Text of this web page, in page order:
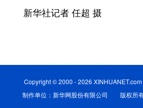
新华社记者 任超 摄
Copyright © 2000 - 2026
制作单位：新华网股份有限公司 版权所有